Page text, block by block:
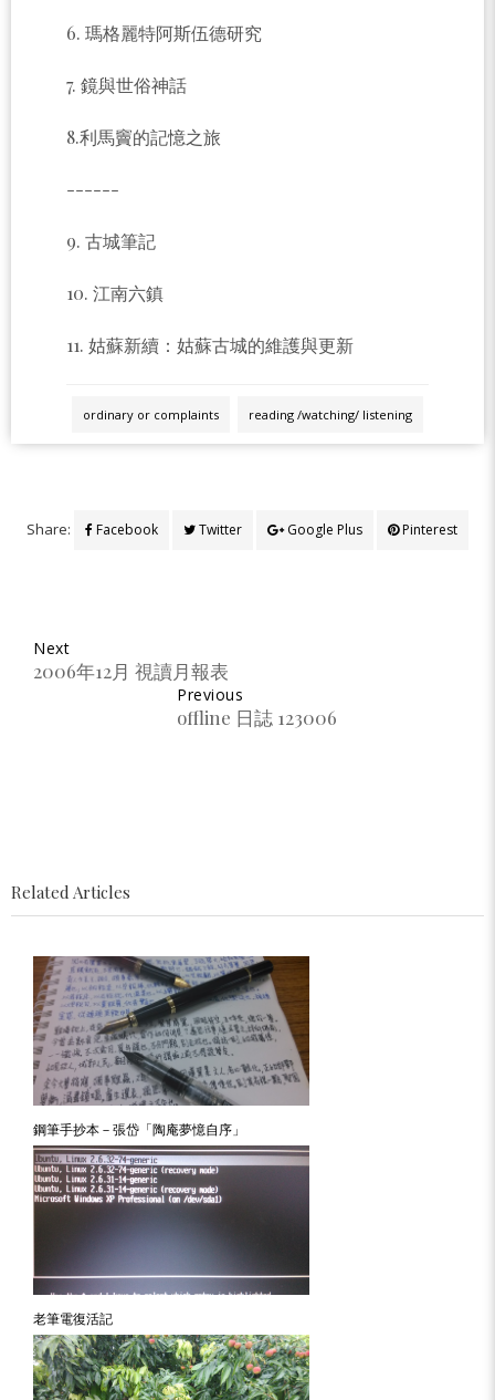
6. 瑪格麗特阿斯伍德研究
7. 鏡與世俗神話
8.利馬竇的記憶之旅
------
9. 古城筆記
10. 江南六鎮
11. 姑蘇新續：姑蘇古城的維護與更新
ordinary or complaints reading /watching/ listening
Share: Facebook Twitter Google Plus Pinterest
Next
2006年12月 視讀月報表
Previous
offline 日誌 123006
Related Articles
鋼筆手抄本－張岱「陶庵夢憶自序」
老筆電復活記